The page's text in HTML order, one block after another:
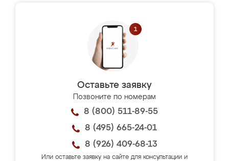
Оставьте заявку
Позвоните по номерам
8 (800) 511-89-55
8 (495) 665-24-01
8 (926) 409-68-13
Или оставьте заявку на сайте для консультации и